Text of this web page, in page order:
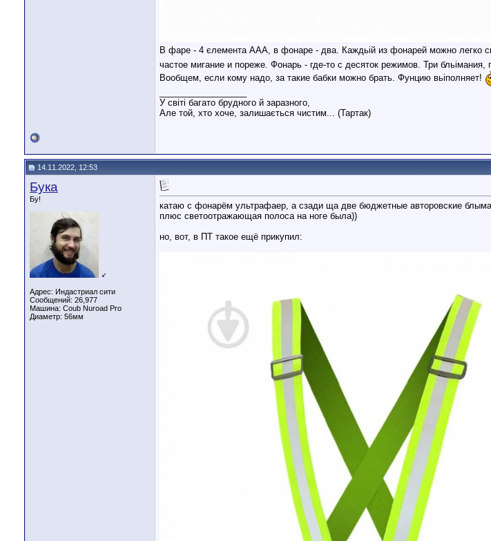
В фаре - 4 єлемента ААА, в фонаре - два. Каждьій из фонарей можно легко
частое мигание и пореже. Фонарь - где-то с десяток режимов. Три
Вообщем, если кому надо, за такие бабки можно брать. Фунцию вьіполняет!
У світі багато брудного й заразного,
Але той, хто хоче, залишається чистим... (Тартак)
14.11.2022, 12:53
Бука
Бу!
♂
Адрес: Индастриал сити
Сообщений: 26,977
Машина: Coub Nuroad Pro
Диаметр: 56мм
катаю с фонарём ультрафаер, а сзади ща две бюджетные авторовские
плюс светоотражающая полоса на ноге была))
но, вот, в ПТ такое ещё прикупил: